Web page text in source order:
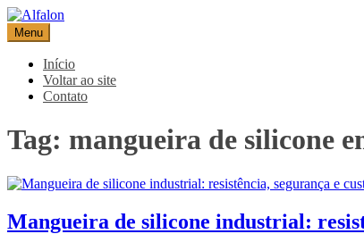
Pular
para
o
conteúdo
Alfalon
comércio e serviços pertinentes aos produtos de embalagens
Menu
Início
Voltar ao site
Contato
Tag: mangueira de silicone
Mangueira de silicone industrial: